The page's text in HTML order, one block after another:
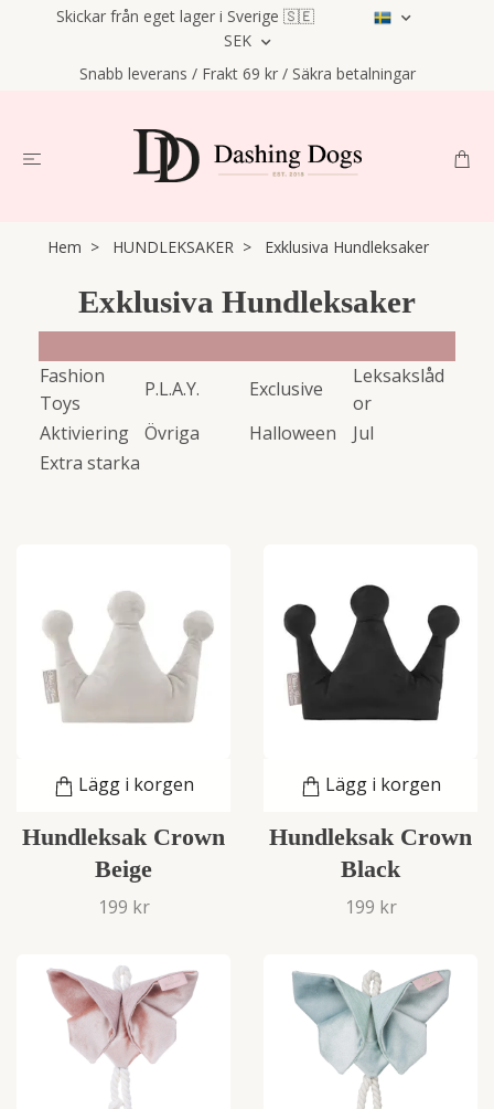
Skickar från eget lager i Sverige 🇸🇪
SEK
Snabb leverans / Frakt 69 kr / Säkra betalningar
Hem HUNDLEKSAKER Exklusiva Hundleksaker
Exklusiva Hundleksaker
Fashion
Toys
P.L.A.Y. Exclusive
Leksakslåd
or
Aktiviering
Övriga Halloween
Jul
Extra starka
Lägg i korgen
Hundleksak Crown
Beige
199 kr
Lägg i korgen
Hundleksak Crown
Black
199 kr